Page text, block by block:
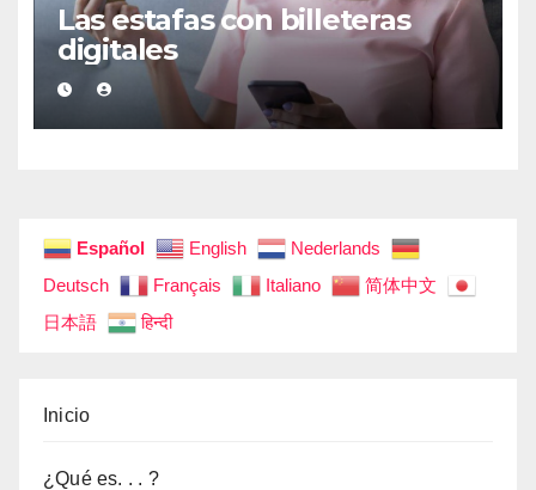
Las estafas con billeteras
digitales
Español English
Nederlands
Deutsch
Français Italiano
简体中文
日本語
हिन्दी
Inicio
¿Qué es. . . ?